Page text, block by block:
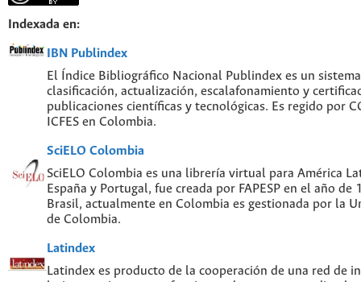
Indexada en:
IBN Publindex
El Índice Bibliográfico Nacional Publindex es un
clasificación, actualización, escalafonamiento y
publicaciones científicas y tecnológicas. Es regido por
ICFES en Colombia.
SciELO Colombia
SciELO Colombia es una librería virtual para América
España y Portugal, fue creada por FAPESP en el año de
Brasil, actualmente en Colombia es gestionada por la
de Colombia.
Latindex
Latindex es producto de la cooperación de una red de